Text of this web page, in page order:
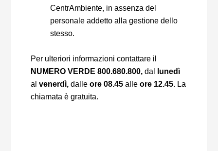
CentrAmbiente, in assenza del
personale addetto alla gestione dello
stesso.
Per ulteriori informazioni contattare il
NUMERO VERDE 800.680.800,dal
lunedì
al venerdì,dalleore 08.45alle ore 12.45. La
chiamata è gratuita.